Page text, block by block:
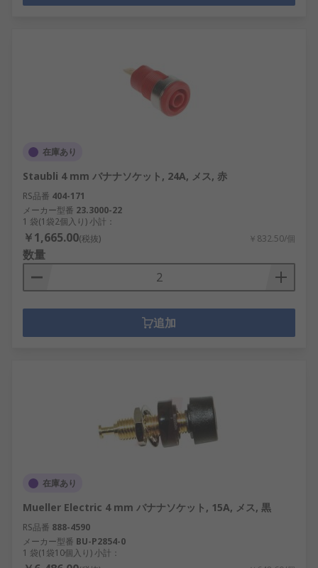
在庫あり
Staubli 4 mm バナナソケット, 24A, メス, 赤
RS品番 404-171
メーカー型番 23.3000-22
1 袋(1袋2個入り) 小計：
￥1,665.00(税抜) ￥832.50/個
数量
追加
在庫あり
Mueller Electric 4 mm バナナソケット, 15A, メス, 黒
RS品番 888-4590
メーカー型番 BU-P2854-0
1 袋(1袋10個入り) 小計：